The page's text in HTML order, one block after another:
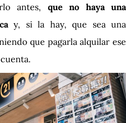
antes, que no haya una
y, si la hay, que sea una
que pagarla alquilar ese